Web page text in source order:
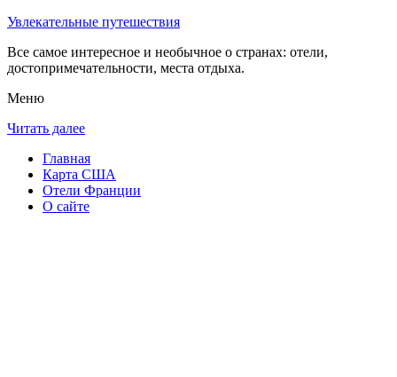
Увлекательные путешествия
Все самое интересное и необычное о странах: отели,
достопримечательности, места отдыха.
Меню
Читать далее
Главная
Карта США
Отели Франции
О сайте